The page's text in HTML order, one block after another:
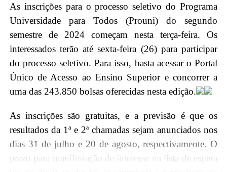
maior honraria da Justiça do Acre, a insígnia da
Ordem do Mérito Judiciário, durante a sessão solene
no Pleno, no Tribunal de Justiça do Acre (TJAC).
Instituída pela Resolução nº. 283/2022, essa distinção
é concedida por decisão unânime dos membros do
Conselho da Ordem do Mérito Judiciário acreano em
diferentes graus, reconhecendo assim a excelência e
relevância do trabalho do ministro para o Judiciário
brasileiro.
Agenda Ministro
As inscrições para o processo seletivo do Programa
Universidade para Todos (Prouni) do segundo
semestre de 2024 começam nesta terça-feira. Os
interessados terão até sexta-feira (26) para participar
do processo seletivo. Para isso, basta acessar o Portal
Único de Acesso ao Ensino Superior e concorrer a
uma das 243.850 bolsas oferecidas nesta edição.
As inscrições são gratuitas, e a previsão é que os
resultados da 1ª e 2ª chamadas sejam anunciados nos
dias 31 de julho e 20 de agosto, respectivamente. O
prazo para manifestação de interesse na lista de espera